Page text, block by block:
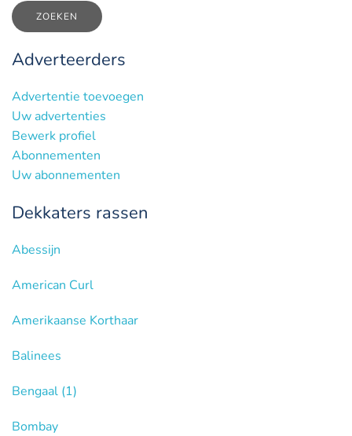
ZOEKEN
Adverteerders
Advertentie toevoegen
Uw advertenties
Bewerk profiel
Abonnementen
Uw abonnementen
Dekkaters rassen
Abessijn
American Curl
Amerikaanse Korthaar
Balinees
Bengaal (1)
Bombay